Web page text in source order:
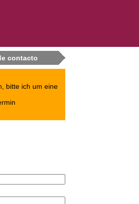
contacto
bitte ich um eine